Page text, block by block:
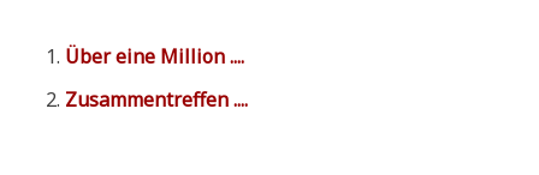
Über eine Million ....
Zusam­men­tref­fen ....